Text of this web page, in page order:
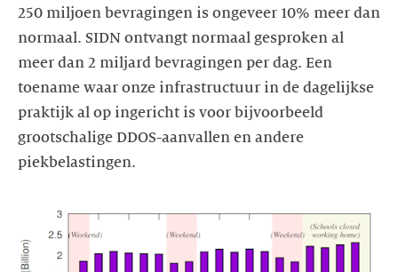
250 miljoen bevragingen is ongeveer 10% meer dan
normaal. SIDN ontvangt normaal gesproken al
meer dan 2 miljard bevragingen per dag. Een
toename waar onze infrastructuur in de dagelijkse
praktijk al op ingericht is voor bijvoorbeeld
grootschalige DDOS-aanvallen en andere
piekbelastingen.